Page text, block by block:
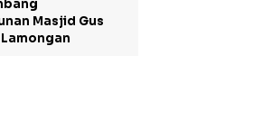
Masjid Gus
Lamongan